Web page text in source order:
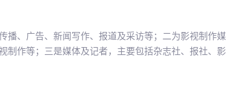
播、广告、新闻写作、报道及采访等；二为影视制作媒
制作等；三是媒体及记者，主要包括杂志社、报社、影